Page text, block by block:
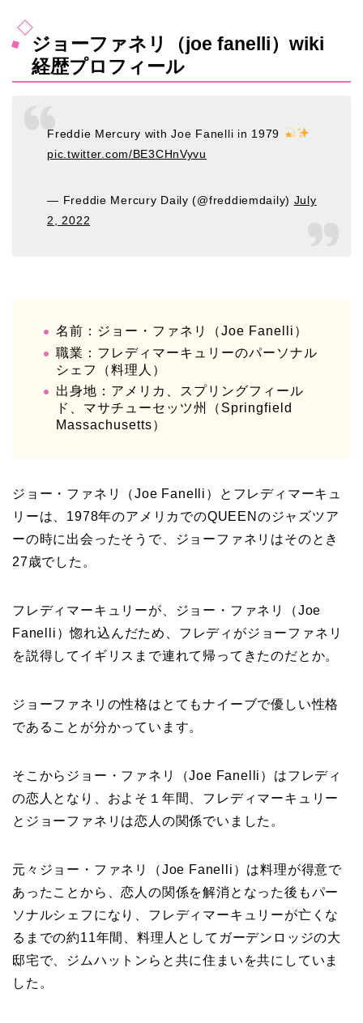
ジョーファネリ（joe fanelli）wiki
経歴プロフィール
Freddie Mercury with Joe Fanelli in 1979
pic.twitter.com/BE3CHnVyvu
— Freddie Mercury Daily (@freddiemdaily) July
2, 2022
名前：ジョー・ファネリ（Joe Fanelli）
職業：フレディマーキュリーのパーソナル
シェフ（料理人）
出身地：アメリカ、スプリングフィール
ド、マサチューセッツ州（Springfield
Massachusetts）
ジョー・ファネリ（Joe Fanelli）とフレディマーキュ
リーは、1978年のアメリカでのQUEENのジャズツア
ーの時に出会ったそうで、ジョーファネリはそのとき
27歳でした。
フレディマーキュリーが、ジョー・ファネリ（Joe
Fanelli）惚れ込んだため、フレディがジョーファネリ
を説得してイギリスまで連れて帰ってきたのだとか。
ジョーファネリの性格はとてもナイーブで優しい性格
であることが分かっています。
そこからジョー・ファネリ（Joe Fanelli）はフレディ
の恋人となり、およそ１年間、フレディマーキュリー
とジョーファネリは恋人の関係でいました。
元々ジョー・ファネリ（Joe Fanelli）は料理が得意で
あったことから、恋人の関係を解消となった後もパー
ソナルシェフになり、フレディマーキュリーが亡くな
るまでの約11年間、料理人としてガーデンロッジの大
邸宅で、ジムハットンらと共に住まいを共にしていま
した。